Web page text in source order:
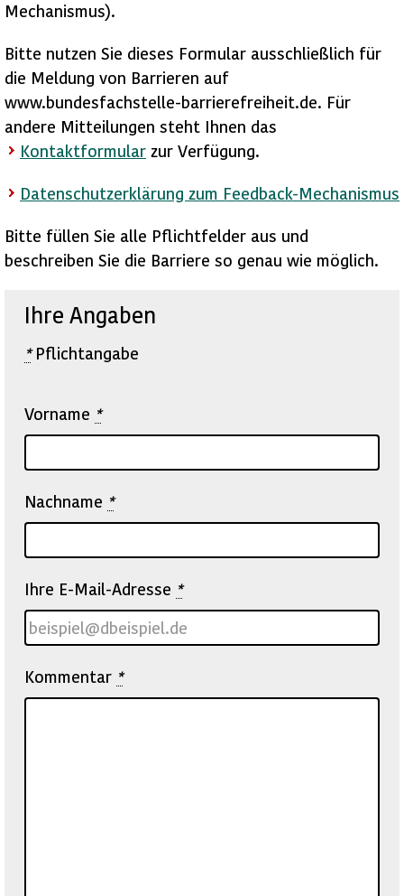
Mechanismus).
Bitte nutzen Sie dieses Formular ausschließlich für
die Meldung von Barrieren auf
www.bundesfachstelle-barrierefreiheit.de. Für
andere Mitteilungen steht Ihnen das
Kontaktformular zur Verfügung.
Datenschutzerklärung zum Feedback-Mechanismus
Bitte füllen Sie alle Pflichtfelder aus und
beschreiben Sie die Barriere so genau wie möglich.
Ihre Angaben
*Pflichtangabe
Vorname *
Nachname *
Ihre E-Mail-Adresse *
Kommentar *